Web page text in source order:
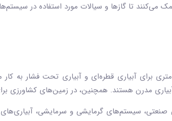
می‌کنند تا گازها و سیالات مورد استفاده در
برای آبیاری قطره‌ای و آبیاری تحت فشار به کار
مدرن هستند. همچنین، در زمین‌های کشاورزی
صنعتی، سیستم‌های گرمایشی و سرمایشی،